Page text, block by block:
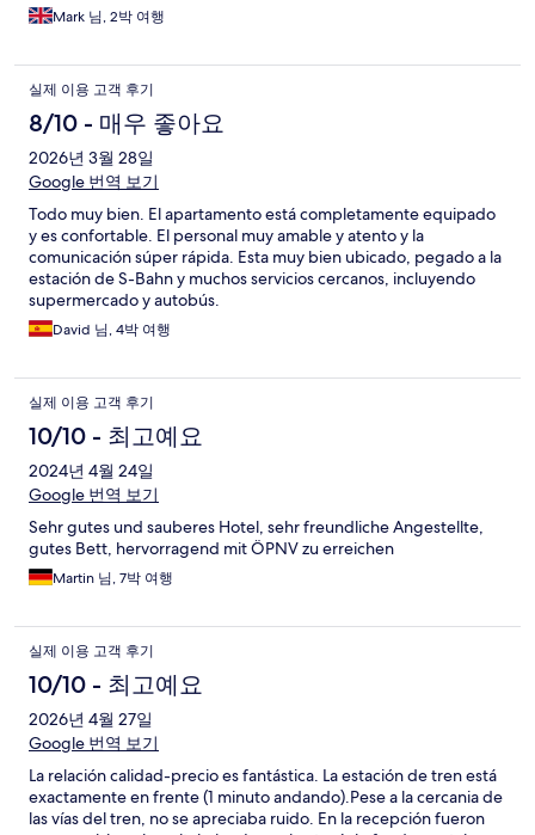
Mark 님, 2박 여행
실제 이용 고객 후기
8/10 - 매우 좋아요
2026년 3월 28일
Google 번역 보기
Todo muy bien. El apartamento está completamente equipado
y es confortable. El personal muy amable y atento y la
comunicación súper rápida. Esta muy bien ubicado, pegado a la
estación de S-Bahn y muchos servicios cercanos, incluyendo
supermercado y autobús.
David 님, 4박 여행
실제 이용 고객 후기
10/10 - 최고예요
2024년 4월 24일
Google 번역 보기
Sehr gutes und sauberes Hotel, sehr freundliche Angestellte,
gutes Bett, hervorragend mit ÖPNV zu erreichen
Martin 님, 7박 여행
실제 이용 고객 후기
10/10 - 최고예요
2026년 4월 27일
Google 번역 보기
La relación calidad-precio es fantástica. La estación de tren está
exactamente en frente (1 minuto andando).Pese a la cercania de
las vías del tren, no se apreciaba ruido. En la recepción fueron